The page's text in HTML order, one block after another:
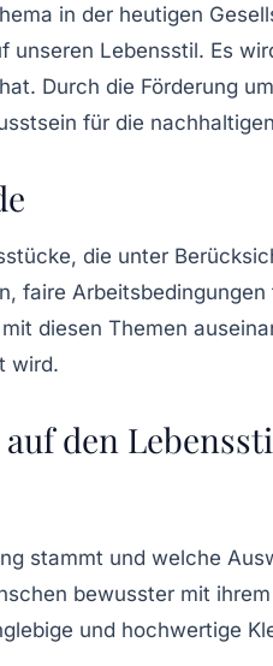
in der heutigen
Lebensstil. Es
Durch die Förderung
für die
die unter
faire
diesen Themen
wird.
den
stammt und welche
bewusster mit
und hochwertige